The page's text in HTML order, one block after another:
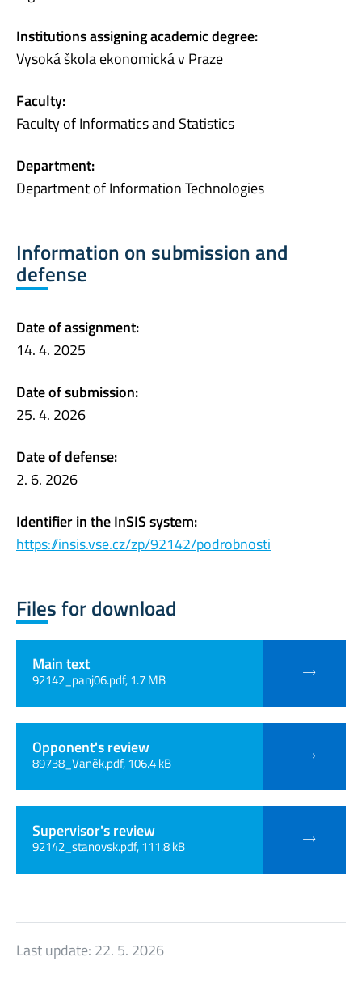
Institutions assigning academic degree:
Vysoká škola ekonomická v Praze
Faculty:
Faculty of Informatics and Statistics
Department:
Department of Information Technologies
Information on submission and
defense
Date of assignment:
14. 4. 2025
Date of submission:
25. 4. 2026
Date of defense:
2. 6. 2026
Identifier in the InSIS system:
https://insis.vse.cz/zp/92142/podrobnosti
Files for download
Main text
92142_panj06.pdf, 1.7 MB
Opponent's review
89738_Vaněk.pdf, 106.4 kB
Supervisor's review
92142_stanovsk.pdf, 111.8 kB
Last update: 22. 5. 2026